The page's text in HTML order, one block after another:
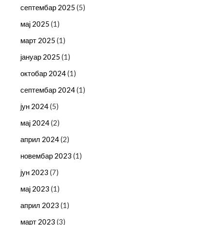
септембар 2025 (5)
мај 2025 (1)
март 2025 (1)
јануар 2025 (1)
октобар 2024(1)
септембар 2024(1)
јун 2024(5)
мај 2024(2)
април 2024(2)
новембар 2023 (1)
јун 2023 (7)
мај 2023 (1)
април 2023 (1)
март 2023 (3)